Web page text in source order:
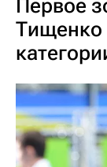
Первое
Тищенко